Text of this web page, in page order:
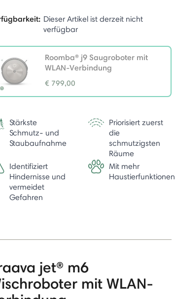
Dieser Artikel ist derzeit nicht
verfügbar
Roomba® j9 Saugroboter mit
WLAN-Verbindung
€ 799,00
Stärkste
Schmutz- und
Staubaufnahme
Priorisiert zuerst
die
schmutzigsten
Räume
Identifiziert
Hindernisse und
vermeidet
Gefahren
Mit mehr
Haustierfunktionen
jet® m6
mit WLAN-